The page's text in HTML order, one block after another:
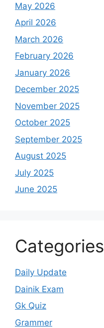
May 2026
April 2026
March 2026
February 2026
January 2026
December 2025
November 2025
October 2025
September 2025
August 2025
July 2025
June 2025
Categories
Daily Update
Dainik Exam
Gk Quiz
Grammer